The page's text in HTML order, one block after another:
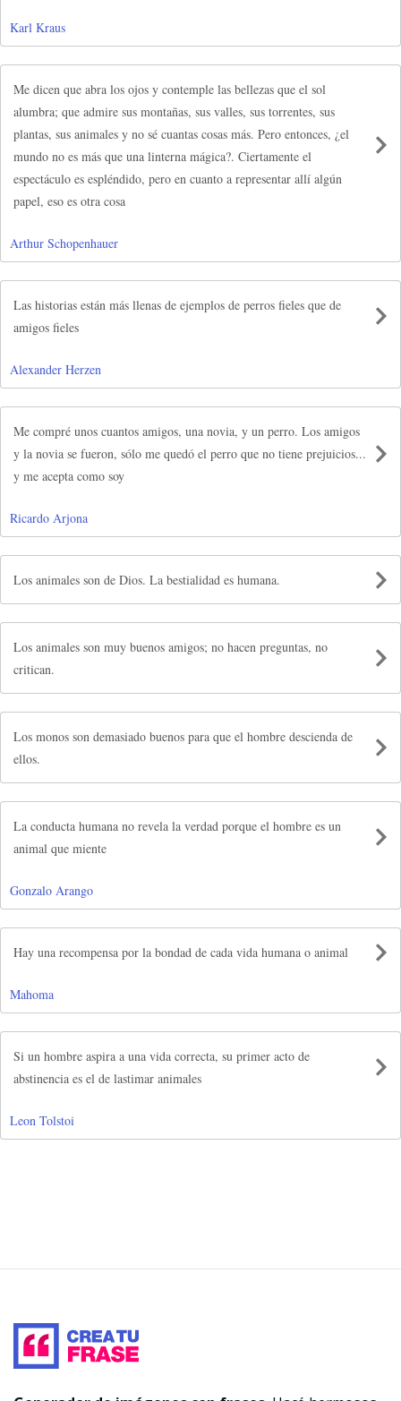
Karl Kraus
Me dicen que abra los ojos y contemple las bellezas que el sol
alumbra; que admire sus montañas, sus valles, sus torrentes, sus
plantas, sus animales y no sé cuantas cosas más. Pero entonces, ¿el
mundo no es más que una linterna mágica?. Ciertamente el
espectáculo es espléndido, pero en cuanto a representar allí algún
papel, eso es otra cosa
Arthur Schopenhauer
Las historias están más llenas de ejemplos de perros fieles que de
amigos fieles
Alexander Herzen
Me compré unos cuantos amigos, una novia, y un perro. Los amigos
y la novia se fueron, sólo me quedó el perro que no tiene prejuicios...
y me acepta como soy
Ricardo Arjona
Los animales son de Dios. La bestialidad es humana.
Los animales son muy buenos amigos; no hacen preguntas, no
critican.
Los monos son demasiado buenos para que el hombre descienda de
ellos.
La conducta humana no revela la verdad porque el hombre es un
animal que miente
Gonzalo Arango
Hay una recompensa por la bondad de cada vida humana o animal
Mahoma
Si un hombre aspira a una vida correcta, su primer acto de
abstinencia es el de lastimar animales
Leon Tolstoi